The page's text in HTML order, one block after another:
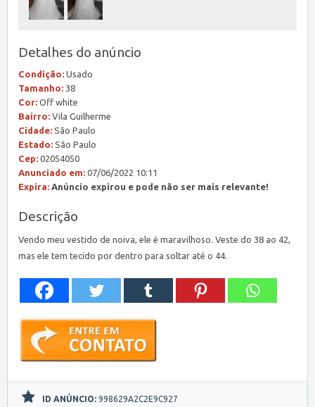
Detalhes do anúncio
Condição: Usado
Tamanho: 38
Cor: Off white
Bairro: Vila Guilherme
Cidade: São Paulo
Estado: São Paulo
Cep: 02054050
Anunciado em: 07/06/2022 10:11
Expira: Anúncio expirou e pode não ser mais relevante!
Descrição
Vendo meu vestido de noiva, ele é maravilhoso. Veste do 38 ao 42,
mas ele tem tecido por dentro para soltar até o 44.
ID ANÚNCIO: 998629A2C2E9C927